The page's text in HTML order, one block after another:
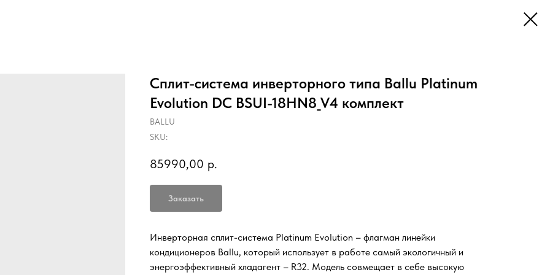
Сплит-система инверторного типа Ballu Platinum
Evolution DC BSUI-18HN8_V4 комплект
BALLU
SKU:
85990,00 р.
Заказать
Инверторная сплит-система Platinum Evolution – флагман линейки
кондиционеров Ballu, который использует в работе самый экологичный и
энергоэффективный хладагент – R32. Модель совмещает в себе высокую